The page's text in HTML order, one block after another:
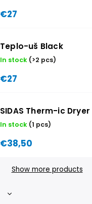
€27
Teplo-uš Black
In stock (>2 pcs)
€27
SIDAS Therm-ic
In stock (1 pcs)
€38,50
Show more products